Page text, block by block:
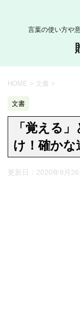
言葉の使い方や
HOME > 文書 >
文書
「覚える
け！確かな
更新日： 2020年9月26